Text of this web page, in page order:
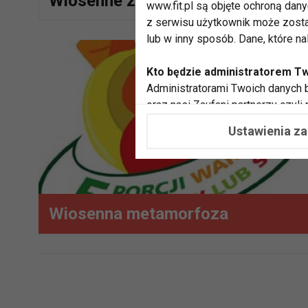
Wiosenna metamorfoza
www.fit.pl są objęte ochroną
z serwisu użytkownik może
lub w inny sposób. Dane, które
Kto będzie administratorem
Administratorami Twoich danych
oraz nasi Zaufani partnerzy czyli
potrzeb i zainteresowań.
Dlaczego chcemy przetwarzać
Przetwarzamy te dane w celach,
przeprowadzania konkursów z
zapewnić Ci większe
Ustawienia